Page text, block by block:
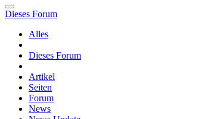
Dieses Forum
Alles
Dieses Forum
Artikel
Seiten
Forum
News